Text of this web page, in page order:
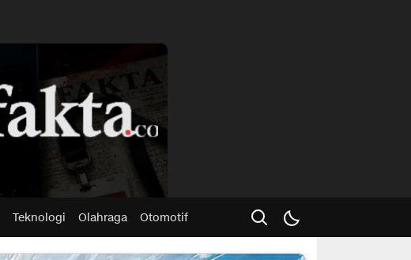
Teknologi Olahraga Otomotif